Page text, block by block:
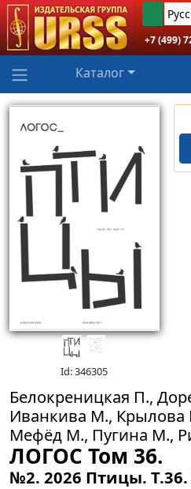
+7 (499)
Каталог
Id: 346305
Белокреницкая П.,
Иванкива М.,
Мефёд М., Пугина М.,
ЛОГОС Том 36.
№2. 2026 Птицы.